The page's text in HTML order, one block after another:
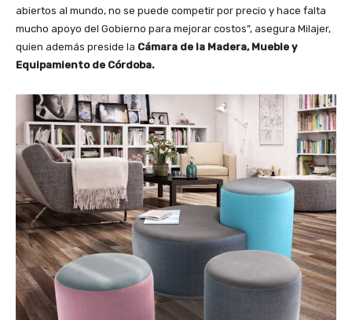
abiertos al mundo, no se puede competir por precio y hace falta
mucho apoyo del Gobierno para mejorar costos”, asegura Milajer,
quien además preside la Cámara de la Madera, Mueble y
Equipamiento de Córdoba.